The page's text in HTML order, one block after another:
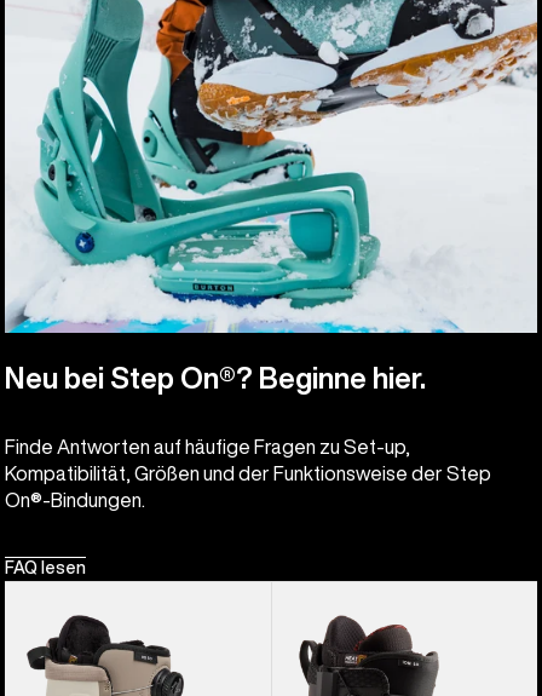
Neu bei Step On®? Beginne hier.
Finde Antworten auf häufige Fragen zu Set-up,
Kompatibilität, Größen und der Funktionsweise der Step
On®-Bindungen.
FAQ lesen
Highshot
Step On®
Snowboardboots
Step
On®